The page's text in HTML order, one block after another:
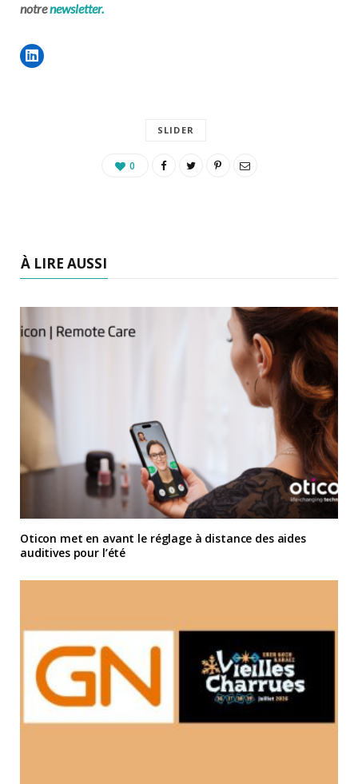
notrenewsletter.
SLIDER
0
À LIRE AUSSI
Oticon met en avant le réglage à distance des aides
auditives pour l’été